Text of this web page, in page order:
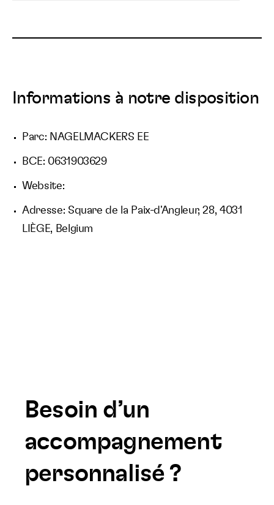
Informations à notre disposition
Parc: NAGELMACKERS EE
BCE: 0631903629
Website:
Adresse: Square de la Paix-d'Angleur, 28, 4031
LIÈGE, Belgium
Besoin d’un
accompagnement
personnalisé ?